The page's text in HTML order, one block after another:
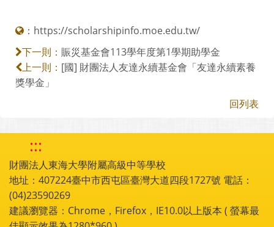
： https://scholarshipinfo.moe.edu.tw/
下一則： 賑災基金會113學年度第1學期助學金
上一則： [國] 財團法人友達永續基金會「友達永續素養
獎學金」
回列表
:::
財團法人東海大學附屬高級中等學校
地址：407224臺中市西屯區臺灣大道四段1727號 電話：
(04)23590269
建議瀏覽器：Chrome，Firefox，IE10.0以上版本 ( 螢幕最